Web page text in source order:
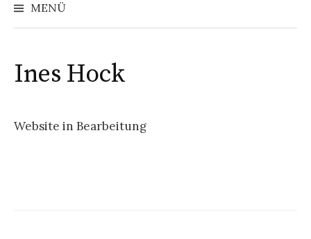
MENÜ
Ines Hock
Website in Bearbeitung